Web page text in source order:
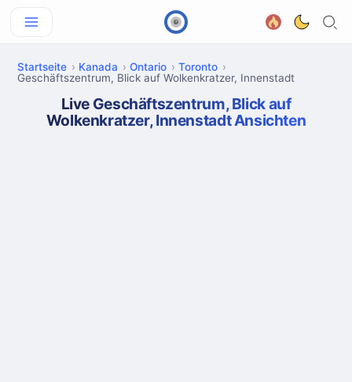
Startseite Kanada Ontario
Toronto
Geschäftszentrum, Blick auf Wolkenkratzer, Innenstadt
Live Geschäftszentrum, Blick auf
Wolkenkratzer, Innenstadt Ansichten